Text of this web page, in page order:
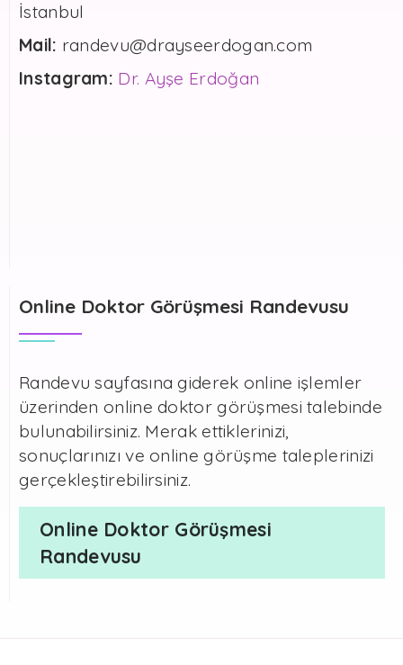
İstanbul
Mail: randevu@drayseerdogan.com
Instagram: Dr. Ayşe Erdoğan
Online Doktor Görüşmesi Randevusu
Randevu sayfasına giderek online işlemler
üzerinden online doktor görüşmesi talebinde
bulunabilirsiniz. Merak ettiklerinizi,
sonuçlarınızı ve online görüşme taleplerinizi
gerçekleştirebilirsiniz.
Online Doktor Görüşmesi
Randevusu